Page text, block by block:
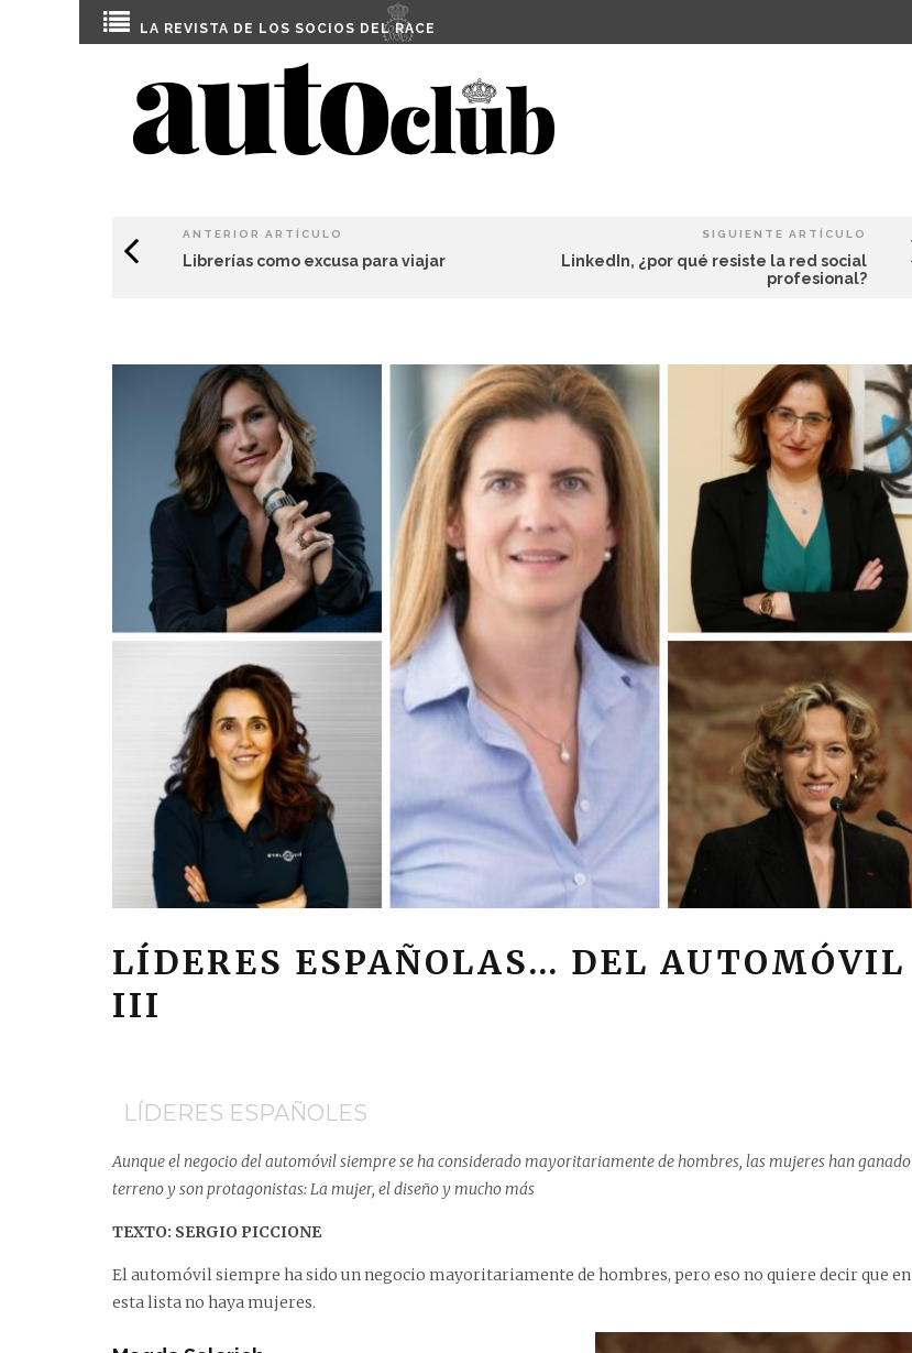
LA REVISTA DE LOS SOCIOS DEL RACE
ANTERIOR ARTÍCULO
Librerías como excusa para viajar
SIGUIENTE ARTÍCULO
LinkedIn, ¿por qué resiste la red social
profesional?
LÍDERES ESPAÑOLAS… DEL AUTOMÓVIL
III
LÍDERES ESPAÑOLES
Aunque el negocio del automóvil siempre se ha considerado mayoritariamente de hombres, las mujeres han ganado
terreno y son protagonistas: La mujer, el diseño y mucho más
TEXTO: SERGIO PICCIONE
El automóvil siempre ha sido un negocio mayoritariamente de hombres, pero eso no quiere decir que en
esta lista no haya mujeres.